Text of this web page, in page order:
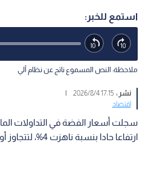
استمع للخبر:
ملاحظة: النص المسموع ناتج عن نظام آلي
نشر :17:15 2026/8/4
|
اقتصاد
سجلت أسعار الفضة في التداولات
ارتفاعا حادا بنسبة ناهزت 4%، لتتجاوز أوقية الفضة حاجز 60 دولارا.